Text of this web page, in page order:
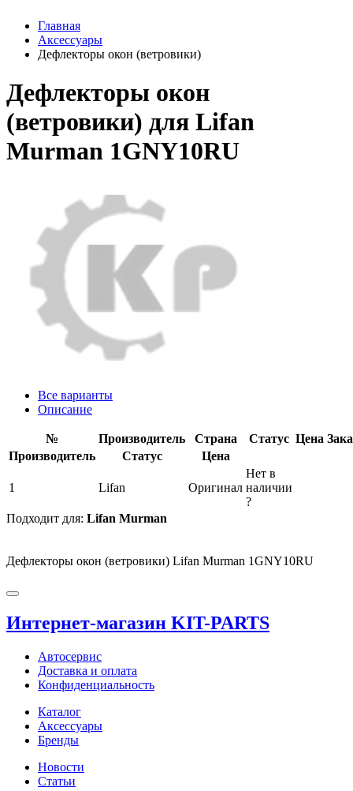
Главная
Аксессуары
Дефлекторы окон (ветровики)
Дефлекторы окон
(ветровики) для Lifan
Murman 1GNY10RU
Все варианты
Описание
№ Производитель Страна Статус Цена
Производитель
Статус Цена
1 Lifan Оригинал
Нет в
наличии
?
Подходит для: Lifan Murman
Дефлекторы окон (ветровики) Lifan Murman 1GNY10RU
Интернет-магазин KIT-PARTS
Автосервис
Доставка и оплата
Конфиденциальность
Каталог
Аксессуары
Бренды
Новости
Статьи